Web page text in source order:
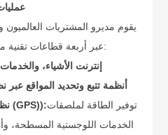
يقوم مديرو المشتريات العالميون
معيار CP076045 عبر أربعة قطاعات تقنية متخصصة للغاية:
إنترنت الأشياء،
أنظمة تتبع وتحديد المواقع عبر
(نظام تحديد المواقع العالمي (GPS)):توفير الطاقة لملصقات
الخدمات اللوجستية المسطحة،